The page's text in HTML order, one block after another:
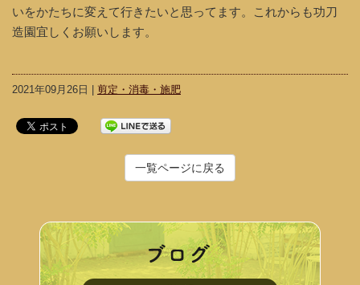
いをかたちに変えて行きたいと思ってます。これからも功刀
造園宜しくお願いします。
2021年09月26日 | 剪定・消毒・施肥
一覧ページに戻る